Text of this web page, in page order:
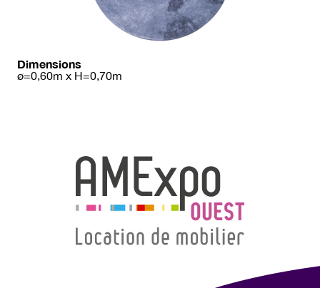
Dimensions
ø=0,60m x H=0,70m